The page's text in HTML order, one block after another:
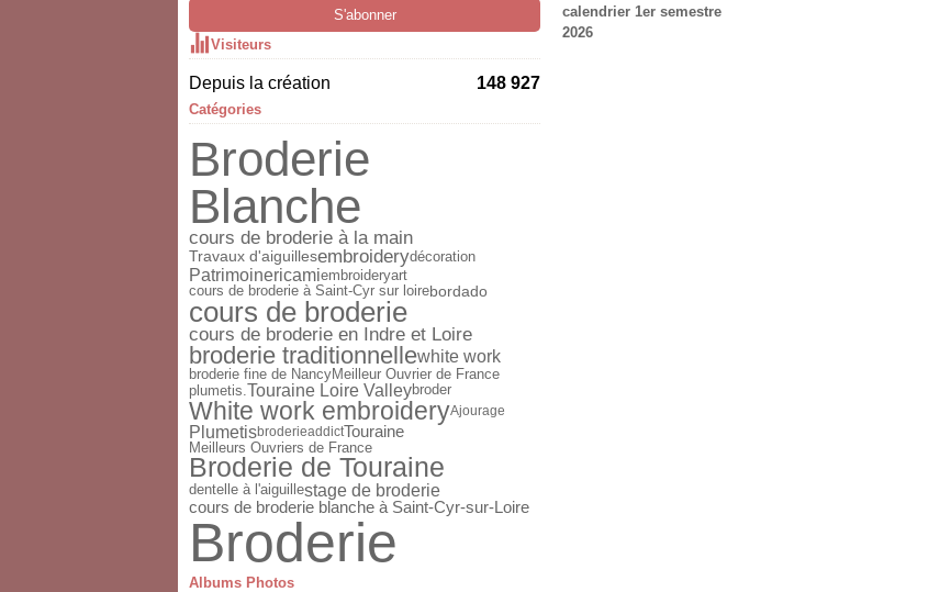
Visiteurs
Depuis la création 148 927
Catégories
Broderie
Blanche
cours de broderie à la main
Travaux d'aiguillesembroiderydécoration
Patrimoinericamiembroideryart
cours de broderie à Saint-Cyr sur loirebordado
cours de broderie
cours de broderie en Indre et Loire
broderie traditionnellewhite work
broderie fine de NancyMeilleur Ouvrier de France
plumetis. Touraine Loire Valleybroder
White work embroideryAjourage
PlumetisbroderieaddictTouraine
Meilleurs Ouvriers de France
Broderie de Touraine
dentelle à l'aiguillestage de broderie
cours de broderie blanche à Saint-Cyr-sur-Loire
Broderie
Albums Photos
calendrier 1er semestre
2026